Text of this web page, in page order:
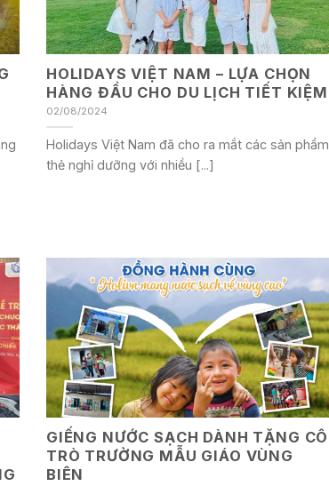
HOLIDAYS VIỆT NAM – LỰA CHỌN
HÀNG ĐẦU CHO DU LỊCH TIẾT KIỆM
02/08/2024
Holidays Việt Nam đã cho ra mắt các sản phẩm
thẻ nghỉ dưỡng với nhiều [...]
GIẾNG NƯỚC SẠCH DÀNH TẶNG CÔ
TRÒ TRƯỜNG MẪU GIÁO VÙNG
BIÊN